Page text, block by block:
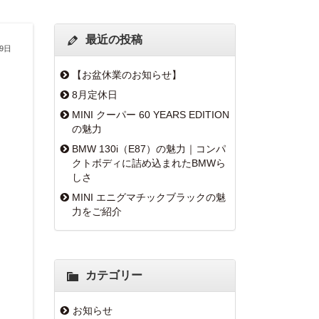
日
最近の投稿
【お盆休業のお知らせ】
8月定休日
MINI クーパー 60 YEARS EDITION
の魅力
BMW 130i（E87）の魅力｜コンパ
クトボディに詰め込まれたBMWら
しさ
MINI エニグマチックブラックの魅
力をご紹介
カテゴリー
お知らせ